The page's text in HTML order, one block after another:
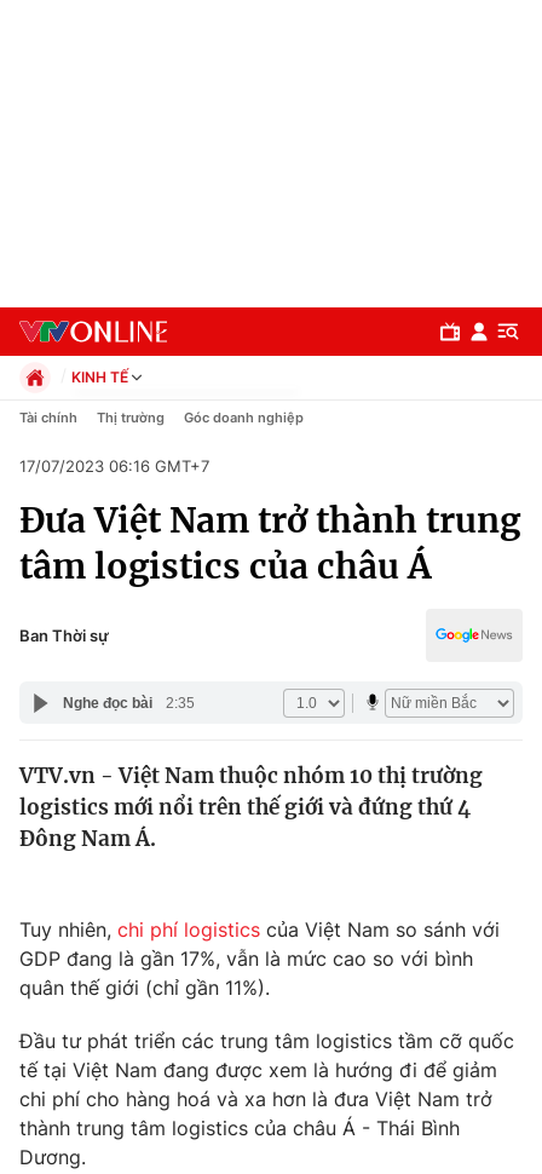
Chuyên mục
Chính trị
Pháp luật
Thế giới
Thế giới đó đây
Câu chuyện quốc tế
Tài chính
Thị trường
Góc doanh nghiệp
Dữ liệu và đời sống
Truyền hình
Phim VTV
Hậu trường
Giải trí
Điện ảnh
KINH TẾ
Chính trị
Pháp luật
Kinh tế
Thể thao
Truyền hình
Y tế
Công nghệ
Tài chính Thị trường Góc doanh nghiệp
17/07/2023 06:16 GMT+7
Đưa Việt Nam trở thành trung
tâm logistics của châu Á
Ban Thời sự
Nghe đọc bài 2:35
VTV.vn - Việt Nam thuộc nhóm 10 thị trường
logistics mới nổi trên thế giới và đứng thứ 4
Đông Nam Á.
Tuy nhiên, chi phí logistics của Việt Nam so sánh với
GDP đang là gần 17%, vẫn là mức cao so với bình
quân thế giới (chỉ gần 11%).
Đầu tư phát triển các trung tâm logistics tầm cỡ quốc
tế tại Việt Nam đang được xem là hướng đi để giảm
chi phí cho hàng hoá và xa hơn là đưa Việt Nam trở
thành trung tâm logistics của châu Á - Thái Bình
Dương.